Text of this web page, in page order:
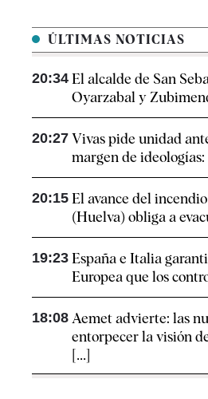
ÚLTIMAS NOTICIAS
20:34 El alcalde de San
Oyarzabal y
20:27 Vivas pide unidad
margen de ideologías:
20:15 El avance del
(Huelva) obliga a
19:23 España e Italia
Europea que los
18:08 Aemet advierte: las
entorpecer la visión
[...]